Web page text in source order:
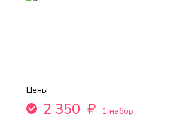
Цены
2 350 ₽
1 набор